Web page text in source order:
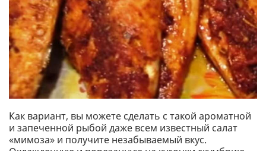
Как вариант, вы можете сделать с такой ароматной
и запеченной рыбой даже всем известный салат
«мимоза» и получите незабываемый вкус.